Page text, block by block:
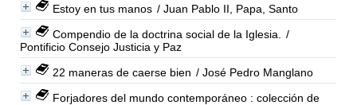
Estoy en tus manos / Juan Pablo II, Papa, Santo
Compendio de la doctrina social de la Iglesia.
/
Pontificio Consejo Justicia y Paz
22 maneras de caerse bien / José Pedro Manglano
Forjadores del mundo contemporáneo : colección de